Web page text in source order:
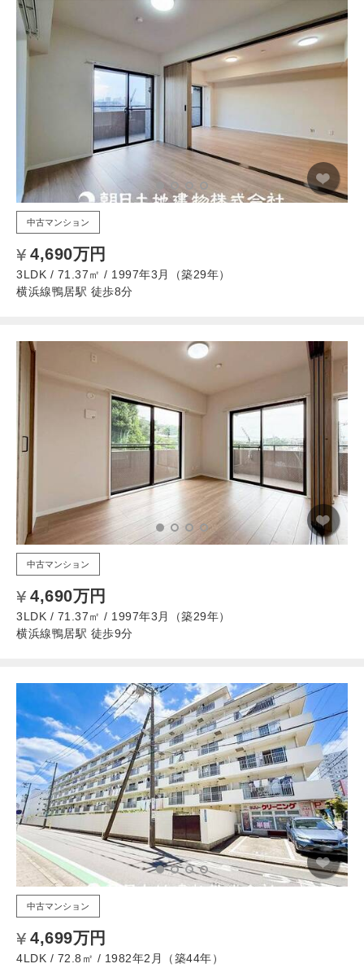
中古マンション
4,690万円
3LDK / 71.37㎡ / 1997年3月（築29年）
横浜線鴨居駅 徒歩8分
中古マンション
4,690万円
3LDK / 71.37㎡ / 1997年3月（築29年）
横浜線鴨居駅 徒歩9分
中古マンション
4,699万円
4LDK / 72.8㎡ / 1982年2月（築44年）